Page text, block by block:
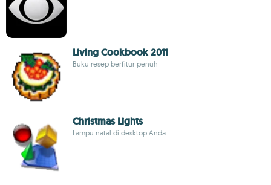
Living Cookbook 2011
Buku resep berfitur penuh
Christmas Lights
Lampu natal di desktop Anda